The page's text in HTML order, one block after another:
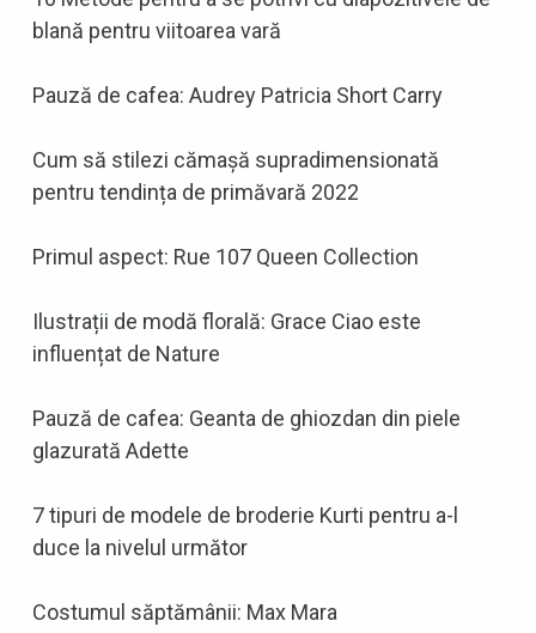
blană pentru viitoarea vară
Pauză de cafea: Audrey Patricia Short Carry
Cum să stilezi cămașă supradimensionată
pentru tendința de primăvară 2022
Primul aspect: Rue 107 Queen Collection
Ilustrații de modă florală: Grace Ciao este
influențat de Nature
Pauză de cafea: Geanta de ghiozdan din piele
glazurată Adette
7 tipuri de modele de broderie Kurti pentru a-l
duce la nivelul următor
Costumul săptămânii: Max Mara